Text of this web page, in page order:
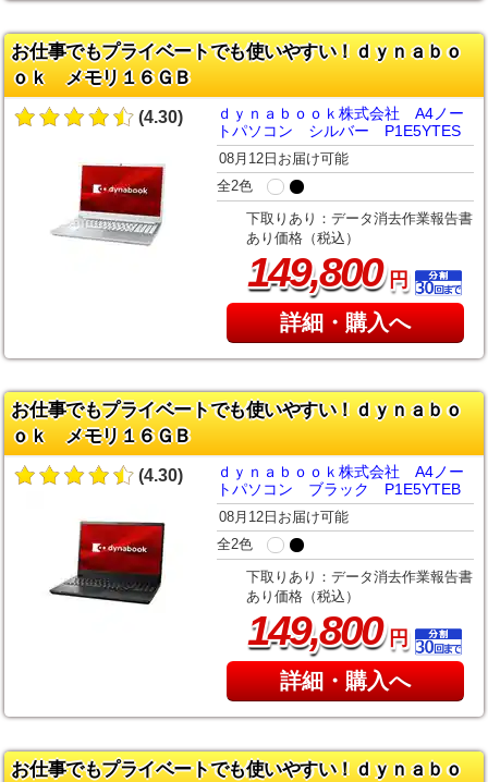
お仕事でもプライベートでも使いやすい！ｄｙｎａｂｏ
ｏｋ メモリ１６ＧＢ
(4.30)
ｄｙｎａｂｏｏｋ株式会社 A4ノー
トパソコン シルバー P1E5YTES
08月12日お届け可能
全2色
下取りあり：データ消去作業報告書
あり価格（税込）
149,800円
詳細・購入へ
お仕事でもプライベートでも使いやすい！ｄｙｎａｂｏ
ｏｋ メモリ１６ＧＢ
(4.30)
ｄｙｎａｂｏｏｋ株式会社 A4ノー
トパソコン ブラック P1E5YTEB
08月12日お届け可能
全2色
下取りあり：データ消去作業報告書
あり価格（税込）
149,800円
詳細・購入へ
お仕事でもプライベートでも使いやすい！ｄｙｎａｂｏ